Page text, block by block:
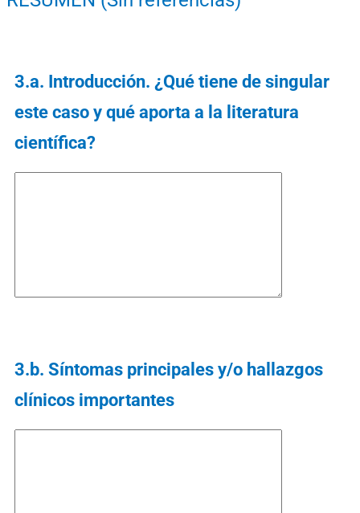
3.a. Introducción. ¿Qué tiene de singular
este caso y qué aporta a la literatura
científica?
3.b. Síntomas principales y/o hallazgos
clínicos importantes